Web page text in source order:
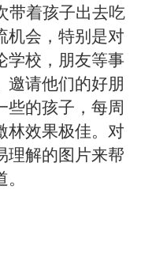
带着孩子出去吃
机会，特别是对
学校，朋友等事
邀请他们的好朋
些的孩子，每周
林效果极佳。对
理解的图片来帮